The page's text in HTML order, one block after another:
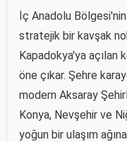
İç Anadolu
stratejik bir kavşak
Kapadokya'ya açılan
öne çıkar. Şehre
modern Aksaray
Konya, Nevşehir ve
yoğun bir ulaşım